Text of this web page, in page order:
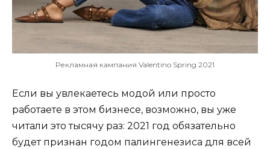
Рекламная кампания Valentino Spring 2021
Если вы увлекаетесь модой или просто
работаете в этом бизнесе, возможно, вы уже
читали это тысячу раз: 2021 год обязательно
будет признан годом палингенезиса для всей